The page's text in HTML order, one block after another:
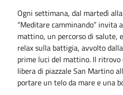
Ogni settimana, dal martedì
“Meditare camminando” invita
mattino, un percorso di salute,
relax sulla battigia, avvolto
prime luci del mattino. Il ritrovo
libera di piazzale San Martino
portare un telo da mare e una